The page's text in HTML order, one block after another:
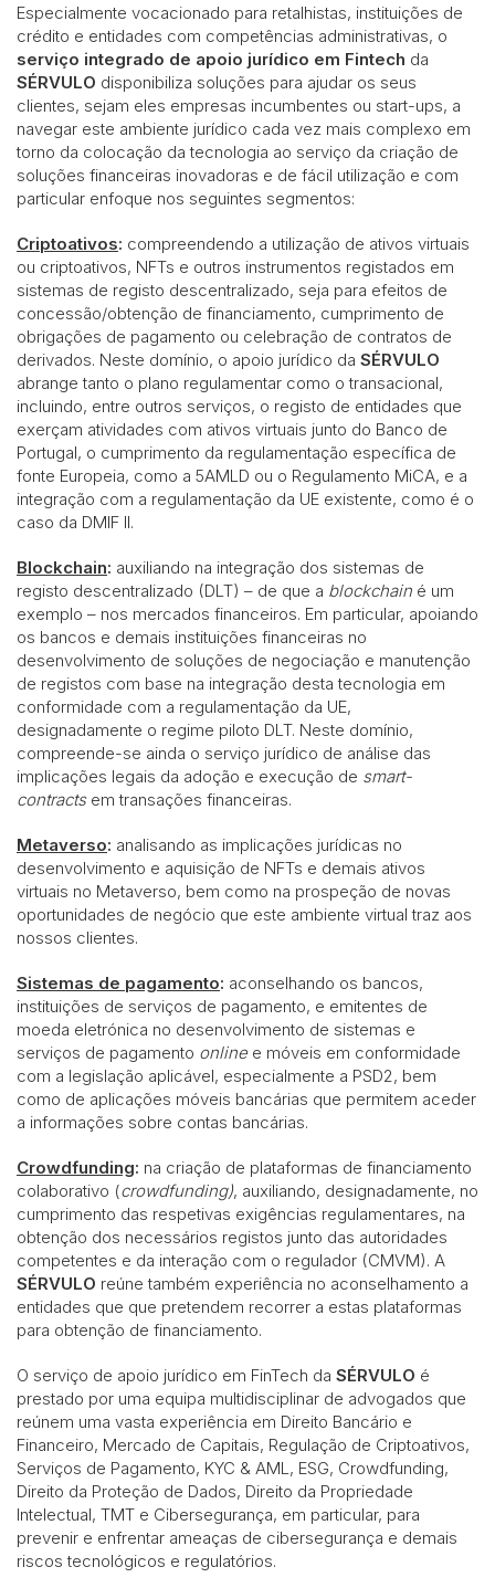
Especialmente vocacionado para retalhistas, instituições de
crédito e entidades com competências administrativas, o
serviço integrado de apoio jurídico em Fintech da
SÉRVULO disponibiliza soluções para ajudar os seus
clientes, sejam eles empresas incumbentes ou start-ups, a
navegar este ambiente jurídico cada vez mais complexo em
torno da colocação da tecnologia ao serviço da criação de
soluções financeiras inovadoras e de fácil utilização e com
particular enfoque nos seguintes segmentos:
Criptoativos: compreendendo a utilização de ativos virtuais
ou criptoativos, NFTs e outros instrumentos registados em
sistemas de registo descentralizado, seja para efeitos de
concessão/obtenção de financiamento, cumprimento de
obrigações de pagamento ou celebração de contratos de
derivados. Neste domínio, o apoio jurídico da SÉRVULO
abrange tanto o plano regulamentar como o transacional,
incluindo, entre outros serviços, o registo de entidades que
exerçam atividades com ativos virtuais junto do Banco de
Portugal, o cumprimento da regulamentação específica de
fonte Europeia, como a 5AMLD ou o Regulamento MiCA, e a
integração com a regulamentação da UE existente, como é o
caso da DMIF II.
Blockchain: auxiliando na integração dos sistemas de
registo descentralizado (DLT) – de que a blockchain é um
exemplo – nos mercados financeiros. Em particular, apoiando
os bancos e demais instituições financeiras no
desenvolvimento de soluções de negociação e manutenção
de registos com base na integração desta tecnologia em
conformidade com a regulamentação da UE,
designadamente o regime piloto DLT. Neste domínio,
compreende-se ainda o serviço jurídico de análise das
implicações legais da adoção e execução de smart-
contractsem transações financeiras.
Metaverso: analisando as implicações jurídicas no
desenvolvimento e aquisição de NFTs e demais ativos
virtuais no Metaverso, bem como na prospeção de novas
oportunidades de negócio que este ambiente virtual traz aos
nossos clientes.
Sistemas de pagamento: aconselhando os bancos,
instituições de serviços de pagamento, e emitentes de
moeda eletrónica no desenvolvimento de sistemas e
serviços de pagamento online e móveis em conformidade
com a legislação aplicável, especialmente a PSD2, bem
como de aplicações móveis bancárias que permitem aceder
a informações sobre contas bancárias.
Crowdfunding: na criação de plataformas de financiamento
colaborativo (crowdfunding), auxiliando, designadamente, no
cumprimento das respetivas exigências regulamentares, na
obtenção dos necessários registos junto das autoridades
competentes e da interação com o regulador (CMVM). A
SÉRVULO reúne também experiência no aconselhamento a
entidades que que pretendem recorrer a estas plataformas
para obtenção de financiamento.
O serviço de apoio jurídico em FinTech da SÉRVULO é
prestado por uma equipa multidisciplinar de advogados que
reúnem uma vasta experiência em Direito Bancário e
Financeiro, Mercado de Capitais, Regulação de Criptoativos,
Serviços de Pagamento, KYC & AML, ESG, Crowdfunding,
Direito da Proteção de Dados, Direito da Propriedade
Intelectual, TMT e Cibersegurança, em particular, para
prevenir e enfrentar ameaças de cibersegurança e demais
riscos tecnológicos e regulatórios.